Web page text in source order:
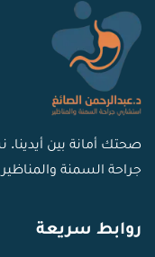
صحتك أمانة بين
جراحة السمنة والمناظير
روابط سريعة